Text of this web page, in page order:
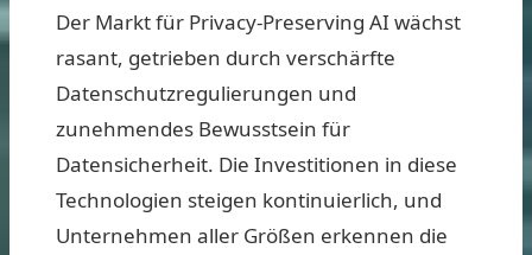
Der Markt für Privacy-Preserving AI wächst
rasant, getrieben durch verschärfte
Datenschutzregulierungen und
zunehmendes Bewusstsein für
Datensicherheit. Die Investitionen in diese
Technologien steigen kontinuierlich, und
Unternehmen aller Größen erkennen die